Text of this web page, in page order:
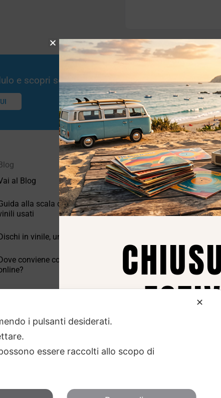
e scopri se potremmo essere interessati!
al Blog
alla scala di valutazione dei
usati
in vinile, un po’ di storia.
conviene comprare vinili
Privacy
Privacy Policy
Cookie Policy (UE)
✕
i pulsanti desiderati.
essere raccolti allo scopo di
Dal 29 luglio al 31 agosto
pausa estiva. Gli ordini ricevuti
saranno spediti
Torniamo il 1 settembre, pronti
nuovi arrivi. Buona estate e